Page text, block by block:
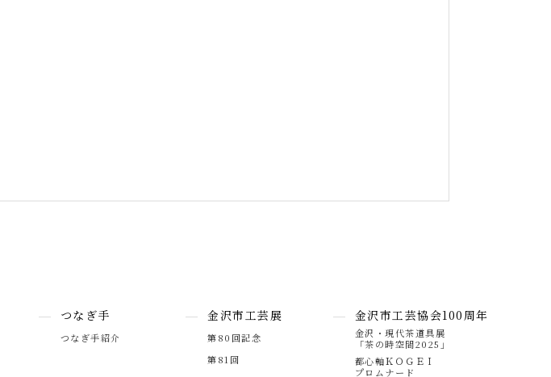
つなぎ手
つなぎ手紹介
金沢市工芸展
第80回記念
第81回
金沢市工芸協会100周年
金沢・現代茶道具展
「茶の時空間2025」
都心軸ＫＯＧＥＩ
プロムナード